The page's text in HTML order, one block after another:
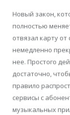
Новый закон,
полностью
отвязал карту
немедленно
нее. Простого
достаточно,
правило
сервисы с
музыкальных